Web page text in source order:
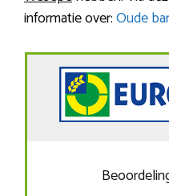
informatie over:Oude